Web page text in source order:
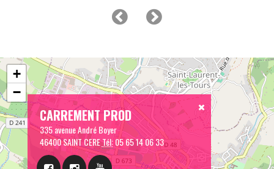
CARREMENT PROD
335 avenue André Boyer
46400 SAINT CERETél:05 65 14 06 33
+
−